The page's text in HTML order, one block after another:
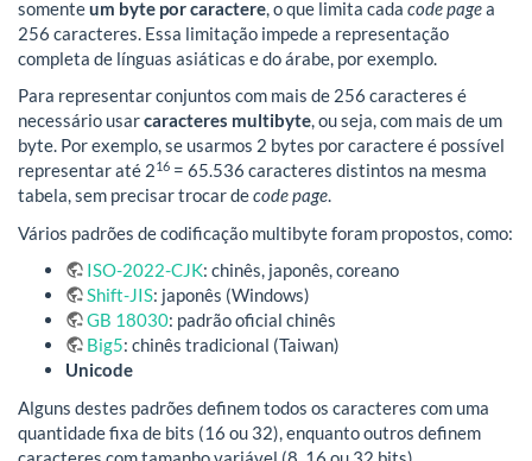
somenteum byte por caractere, o que limita cada code pagea
256 caracteres. Essa limitação impede a representação
completa de línguas asiáticas e do árabe, por exemplo.
Para representar conjuntos com mais de 256 caracteres é
necessário usarcaracteres multibyte, ou seja, com mais de um
byte. Por exemplo, se usarmos 2 bytes por caractere é possível
representar até 216 = 65.536 caracteres distintos na mesma
tabela, sem precisar trocar decode page.
Vários padrões de codificação multibyte foram propostos, como:
ISO-2022-CJK: chinês, japonês, coreano
Shift-JIS: japonês (Windows)
GB 18030: padrão oficial chinês
Big5: chinês tradicional (Taiwan)
Unicode
Alguns destes padrões definem todos os caracteres com uma
quantidade fixa de bits (16 ou 32), enquanto outros definem